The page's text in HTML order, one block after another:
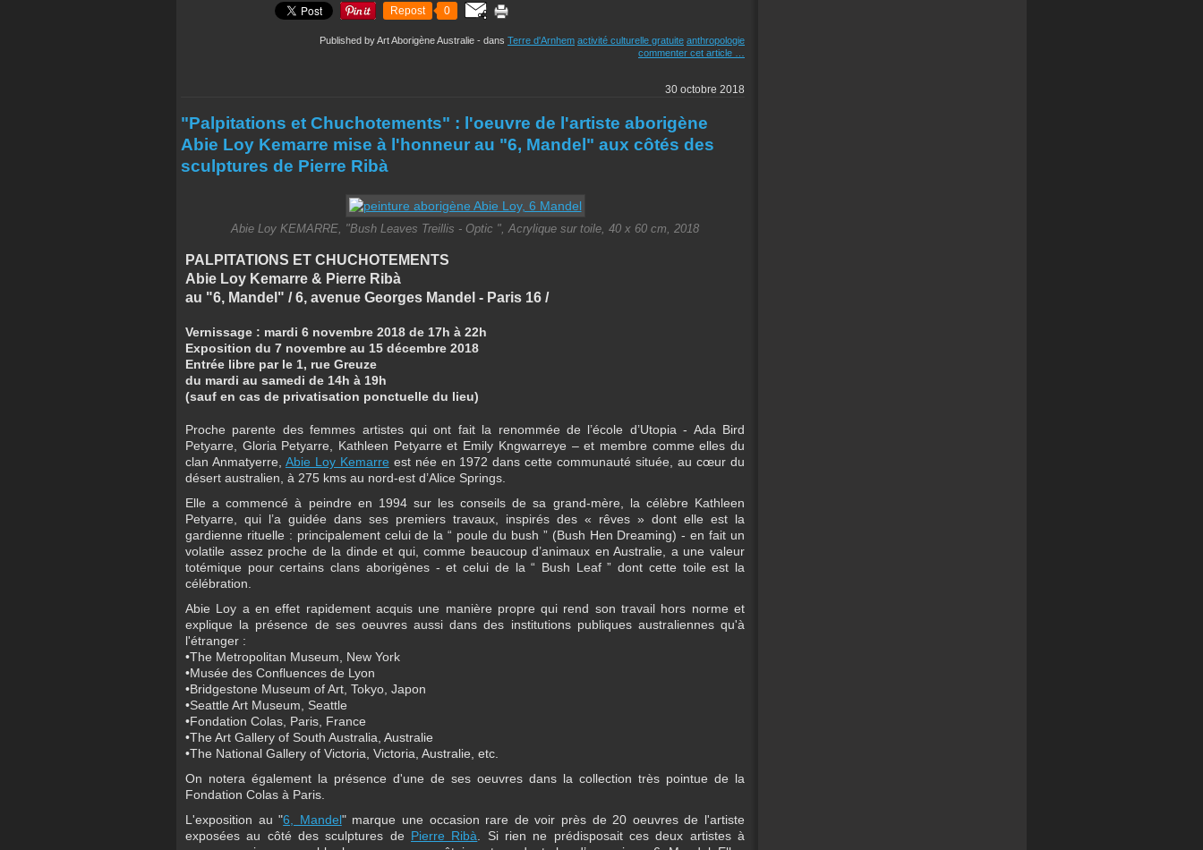
Repost 0
Published by Art Aborigène Australie - dans Terre d'Arnhem activité culturelle gratuite anthropologie
commenter cet article
30 octobre 2018
"Palpitations et Chuchotements" : l'oeuvre de l'artiste aborigène
Abie Loy Kemarre mise à l'honneur au "6, Mandel" aux côtés des
sculptures de Pierre Ribà
Abie Loy KEMARRE, "Bush Leaves Treillis - Optic ", Acrylique sur toile, 40 x 60 cm, 2018
PALPITATIONS ET CHUCHOTEMENTS
Abie Loy Kemarre & Pierre Ribà
au "6, Mandel" / 6, avenue Georges Mandel - Paris 16 /
Vernissage : mardi 6 novembre 2018 de 17h à 22h
Exposition du 7 novembre au 15 décembre 2018
Entrée libre par le 1, rue Greuze
du mardi au samedi de 14h à 19h
(sauf en cas de privatisation ponctuelle du lieu)
Proche parente des femmes artistes qui ont fait la renommée de l’école d’Utopia - Ada Bird
Petyarre, Gloria Petyarre, Kathleen Petyarre et Emily Kngwarreye – et membre comme elles du
clan Anmatyerre, Abie Loy Kemarre est née en 1972 dans cette communauté située, au cœur du
désert australien, à 275 kms au nord-est d’Alice Springs.
Elle a commencé à peindre en 1994 sur les conseils de sa grand-mère, la célèbre Kathleen
Petyarre, qui l’a guidée dans ses premiers travaux, inspirés des « rêves » dont elle est la
gardienne rituelle : principalement celui de la “ poule du bush ” (Bush Hen Dreaming) - en fait un
volatile assez proche de la dinde et qui, comme beaucoup d’animaux en Australie, a une valeur
totémique pour certains clans aborigènes - et celui de la “ Bush Leaf ” dont cette toile est la
célébration.
Abie Loy a en effet rapidement acquis une manière propre qui rend son travail hors norme et
explique la présence de ses oeuvres aussi dans des institutions publiques australiennes qu'à
l'étranger :
•The Metropolitan Museum, New York
•Musée des Confluences de Lyon
•Bridgestone Museum of Art, Tokyo, Japon
•Seattle Art Museum, Seattle
•Fondation Colas, Paris, France
•The Art Gallery of South Australia, Australie
•The National Gallery of Victoria, Victoria, Australie, etc.
On notera également la présence d'une de ses oeuvres dans la collection très pointue de la
Fondation Colas à Paris.
L'exposition au "6, Mandel" marque une occasion rare de voir près de 20 oeuvres de l'artiste
exposées au côté des sculptures de Pierre Ribà . Si rien ne prédisposait ces deux artistes à